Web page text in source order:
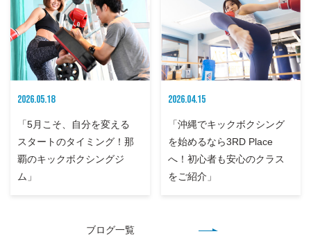
2026.05.18
「5月こそ、自分を変える
スタートのタイミング！那
覇のキックボクシングジ
ム」
2026.04.15
「沖縄でキックボクシング
を始めるなら3RD Place
へ！初心者も安心のクラス
をご紹介」
ブログ一覧